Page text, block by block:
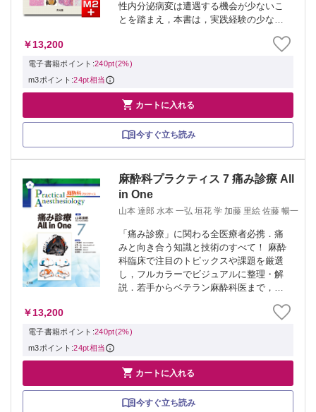
性内分泌病変は遭遇する機会が少ないこ
とを踏まえ，本書は，実践経験の少ない
器の発生と正常構造，各論は下垂体，甲
状腺，副甲状腺，副腎に分け，日常診療
￥13,200
電子書籍ポイント:240pt(2%)
m3ポイント:24pt相当
 カートに入れる
今すぐ立ち読み
麻酔科プラクティス 7 痛み診療 All
in One
山本 達郎 水本 一弘 垣花 学 加藤 里絵 佐藤 暢一
「痛み診療」に関わる全医療者必携．痛
みと向き合う知識と技術のすべて！ 麻酔
科臨床で注目のトピックスや課題を厳選
し，フルカラーでビジュアルに整理・解
説．若手からベテラン麻酔科医まで，臨
する「麻酔科プラクティス」シリーズ．
第7巻は，麻酔科の大切なサブスペシャル
￥13,200
電子書籍ポイント:240pt(2%)
m3ポイント:24pt相当
 カートに入れる
今すぐ立ち読み